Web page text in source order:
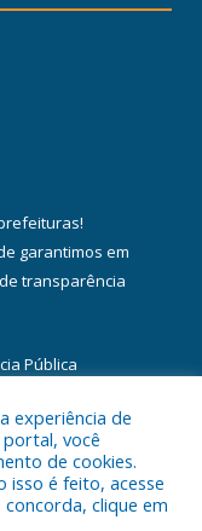
!
garantimos em
transparência
Pública
de Floresta do
experiência de
você
de cookies.
isso é feito, acesse
concorda, clique em